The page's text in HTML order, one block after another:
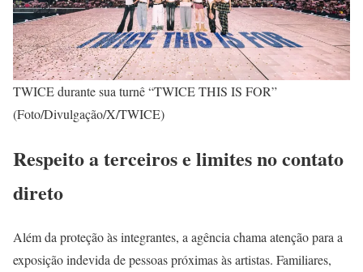
TWICE durante sua turnê “TWICE THIS IS FOR”
(Foto/Divulgação/X/TWICE)
Respeito a terceiros e limites no contato
direto
Além da proteção às integrantes, a agência chama atenção para a
exposição indevida de pessoas próximas às artistas. Familiares,